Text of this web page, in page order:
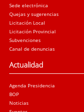
Sede electrónica
Quejas y sugerencias
Licitación Local
Licitación Provincial
Subvenciones
Canal de denuncias
Actualidad
Agenda Presidencia
BOP
Noticias